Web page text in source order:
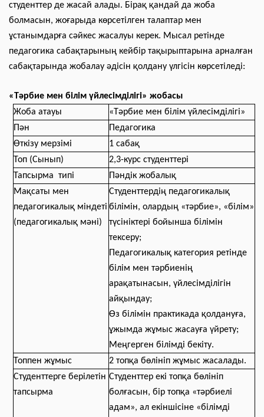
студенттер де жасай алады. Бірақ қандай да жоба
болмасын, жоғарыда көрсетілген талаптар мен
ұстанымдарға сәйкес жасалуы керек. Мысал ретінде
педагогика сабақтарының кейбір тақырыптарына арналған
сабақтарында жобалау әдісін қолдану үлгісін көрсетіледі:
«Тәрбие мен білім үйлесімділігі» жобасы
Жоба атауы
«Тәрбие мен білім үйлесімділігі»
Пән
Педагогика
Өткізу мерзімі
1 сабақ
Топ (Сынып)
2,3-курс студенттері
Тапсырма типі
Пәндік жобалық
Мақсаты мен
педагогикалық міндеті
(педагогикалық мәні)
Студенттердің педагогикалық
білімін, олардың «тәрбие», «білім»
түсініктері бойынша білімін
тексеру;
Педагогикалық категория ретінде
білім мен тәрбиенің
арақатынасын, үйлесімділігін
айқындау;
Өз білімін практикада қолдануға,
ұжымда жұмыс жасауға үйрету;
Меңгерген білімді бекіту.
Топпен жұмыс
2 топқа бөлініп жұмыс жасалады.
Студенттерге берілетін
тапсырма
Студенттер екі топқа бөлініп
болғасын, бір топқа «тәрбиелі
адам», ал екіншісіне «білімді